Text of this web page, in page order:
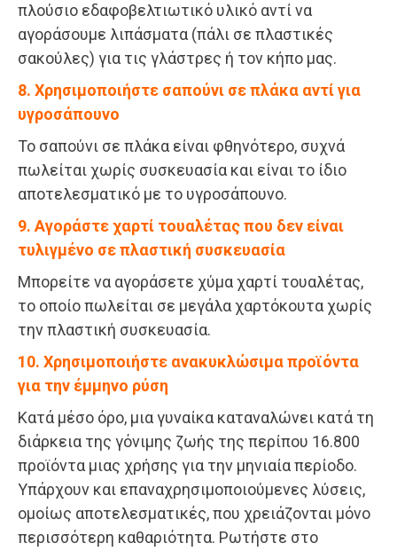
πλούσιο εδαφοβελτιωτικό υλικό αντί να
αγοράσουμε λιπάσματα (πάλι σε πλαστικές
σακούλες) για τις γλάστρες ή τον κήπο μας.
8. Χρησιμοποιήστε σαπούνι σε πλάκα αντί για
υγροσάπουνο
Το σαπούνι σε πλάκα είναι φθηνότερο, συχνά
πωλείται χωρίς συσκευασία και είναι το ίδιο
αποτελεσματικό με το υγροσάπουνο.
9. Αγοράστε χαρτί τουαλέτας που δεν είναι
τυλιγμένο σε πλαστική συσκευασία
Μπορείτε να αγοράσετε χύμα χαρτί τουαλέτας,
το οποίο πωλείται σε μεγάλα χαρτόκουτα χωρίς
την πλαστική συσκευασία.
10. Χρησιμοποιήστε ανακυκλώσιμα προϊόντα
για την έμμηνο ρύση
Κατά μέσο όρο, μια γυναίκα καταναλώνει κατά τη
διάρκεια της γόνιμης ζωής της περίπου 16.800
προϊόντα μιας χρήσης για την μηνιαία περίοδο.
Υπάρχουν και επαναχρησιμοποιούμενες λύσεις,
ομοίως αποτελεσματικές, που χρειάζονται μόνο
περισσότερη καθαριότητα. Ρωτήστε στο